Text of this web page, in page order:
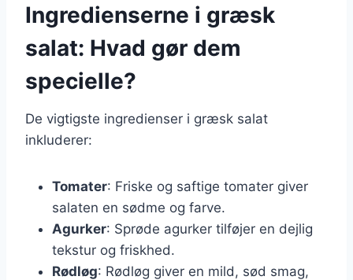
Ingredienserne i græsk
salat: Hvad gør dem
specielle?
De vigtigste ingredienser i græsk salat
inkluderer:
Tomater: Friske og saftige tomater giver
salaten en sødme og farve.
Agurker: Sprøde agurker tilføjer en dejlig
tekstur og friskhed.
Rødløg: Rødløg giver en mild, sød smag,